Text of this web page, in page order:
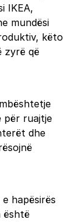
IKEA,
mundësi
këto
zyrë që
për ruajtje
dhe
hapësirës
është